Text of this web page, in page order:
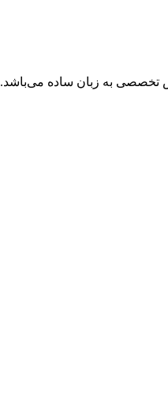
تخصصی به زبان ساده می‌باشد.